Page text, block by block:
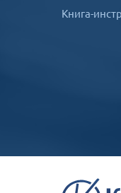
Книга-